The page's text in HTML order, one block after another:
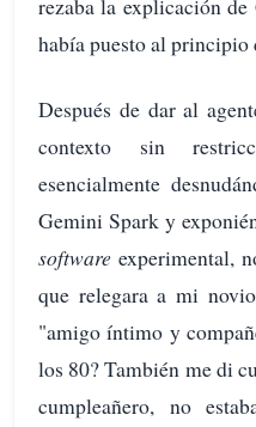
rezaba la explicación
había puesto al principio
Después de dar al
contexto sin
esencialmente
Gemini Spark y
software experimental,
que relegara a mi
"amigo íntimo y
los 80? También me di
cumpleañero, no